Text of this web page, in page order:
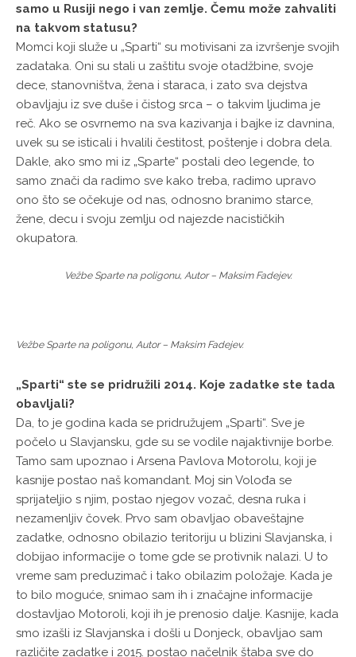
samo u Rusiji nego i van zemlje. Čemu može zahvaliti
na takvom statusu?
Momci koji služe u „Sparti“ su motivisani za izvršenje svojih
zadataka. Oni su stali u zaštitu svoje otadžbine, svoje
dece, stanovništva, žena i staraca, i zato sva dejstva
obavljaju iz sve duše i čistog srca – o takvim ljudima je
reč. Ako se osvrnemo na sva kazivanja i bajke iz davnina,
uvek su se isticali i hvalili čestitost, poštenje i dobra dela.
Dakle, ako smo mi iz „Sparte“ postali deo legende, to
samo znači da radimo sve kako treba, radimo upravo
ono što se očekuje od nas, odnosno branimo starce,
žene, decu i svoju zemlju od najezde nacističkih
okupatora.
Vežbe Sparte na poligonu, Autor – Maksim Fadejev.
Vežbe Sparte na poligonu, Autor – Maksim Fadejev.
„Sparti“ ste se pridružili 2014. Koje zadatke ste tada
obavljali?
Da, to je godina kada se pridružujem „Sparti“. Sve je
počelo u Slavjansku, gde su se vodile najaktivnije borbe.
Tamo sam upoznao i Arsena Pavlova Motorolu, koji je
kasnije postao naš komandant. Moj sin Volođa se
sprijateljio s njim, postao njegov vozač, desna ruka i
nezamenljiv čovek. Prvo sam obavljao obaveštajne
zadatke, odnosno obilazio teritoriju u blizini Slavjanska, i
dobijao informacije o tome gde se protivnik nalazi. U to
vreme sam preduzimač i tako obilazim položaje. Kada je
to bilo moguće, snimao sam ih i značajne informacije
dostavljao Motoroli, koji ih je prenosio dalje. Kasnije, kada
smo izašli iz Slavjanska i došli u Donjeck, obavljao sam
različite zadatke i 2015. postao načelnik štaba sve do